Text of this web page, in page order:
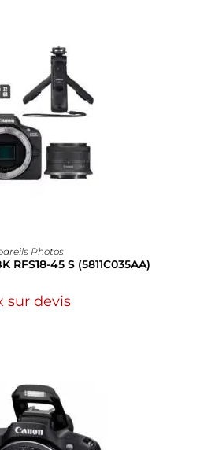
Photos
RFS18-45 S (5811C035AA)
sur devis